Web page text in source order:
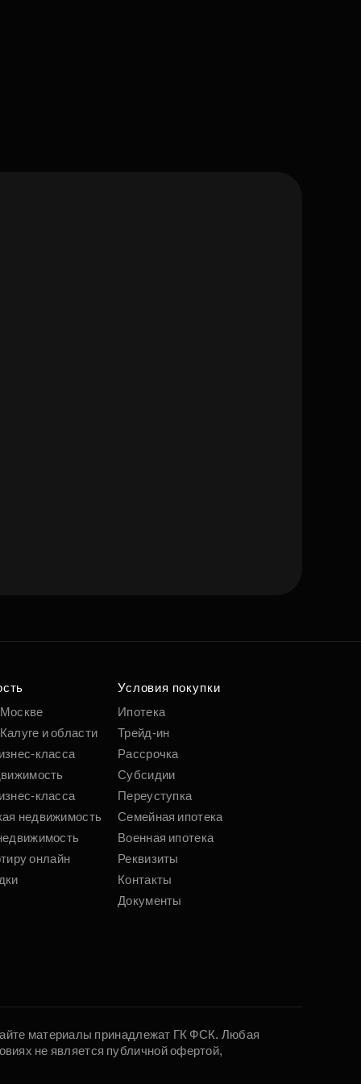
и области
класса
класса
недвижимость
онлайн
Условия покупки
Ипотека
Трейд-ин
Рассрочка
Субсидии
Переуступка
Семейная ипотека
Военная ипотека
Реквизиты
Контакты
Документы
материалы принадлежат ГК ФСК. Любая
не является публичной офертой,